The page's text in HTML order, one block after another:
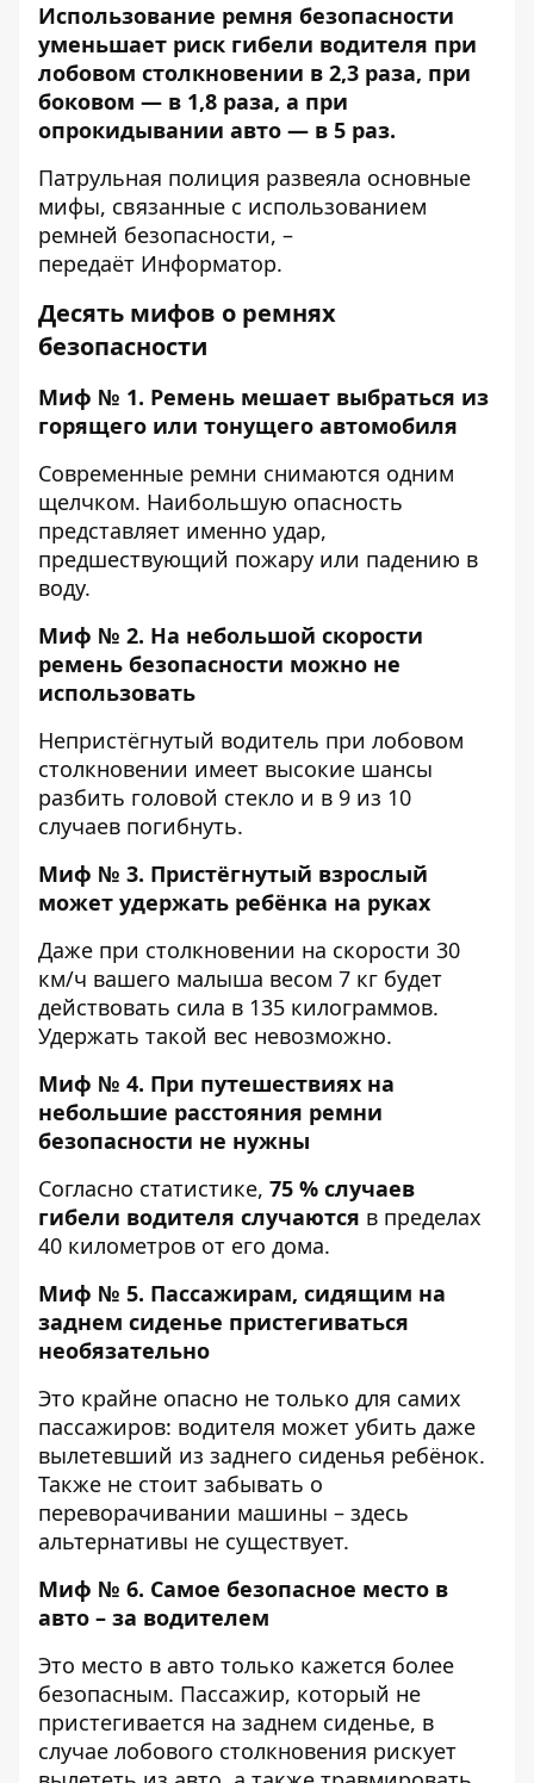
Использование ремня безопасности
уменьшает риск гибели водителя при
лобовом столкновении в 2,3 раза, при
боковом — в 1,8 раза, а при
опрокидывании авто — в 5 раз.
Патрульная полиция развеяла основные
мифы, связанные с использованием
ремней безопасности, –
передаёт Информатор.
Десять мифов о ремнях
безопасности
Миф № 1. Ремень мешает выбраться из
горящего или тонущего автомобиля
Современные ремни снимаются одним
щелчком. Наибольшую опасность
представляет именно удар,
предшествующий пожару или падению в
воду.
Миф № 2. На небольшой скорости
ремень безопасности можно не
использовать
Непристёгнутый водитель при лобовом
столкновении имеет высокие шансы
разбить головой стекло и в 9 из 10
случаев погибнуть.
Миф № 3. Пристёгнутый взрослый
может удержать ребёнка на руках
Даже при столкновении на скорости 30
км/ч вашего малыша весом 7 кг будет
действовать сила в 135 килограммов.
Удержать такой вес невозможно.
Миф № 4. При путешествиях на
небольшие расстояния ремни
безопасности не нужны
Согласно статистике, 75 % случаев
гибели водителя случаются в пределах
40 километров от его дома.
Миф № 5. Пассажирам, сидящим на
заднем сиденье пристегиваться
необязательно
Это крайне опасно не только для самих
пассажиров: водителя может убить даже
вылетевший из заднего сиденья ребёнок.
Также не стоит забывать о
переворачивании машины – здесь
альтернативы не существует.
Миф № 6. Самое безопасное место в
авто – за водителем
Это место в авто только кажется более
безопасным. Пассажир, который не
пристегивается на заднем сиденье, в
случае лобового столкновения рискует